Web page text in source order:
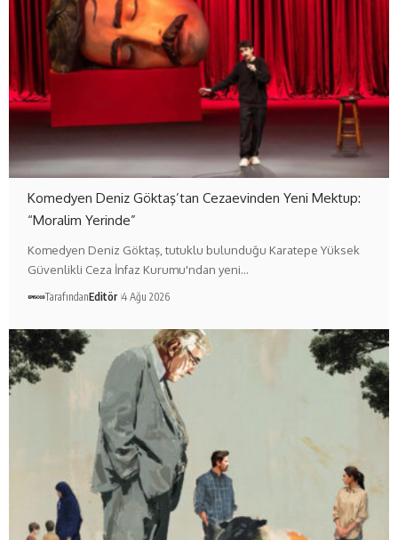
Komedyen Deniz Göktaş’tan Cezaevinden Yeni Mektup:
“Moralim Yerinde”
Komedyen Deniz Göktaş, tutuklu bulunduğu Karatepe Yüksek
Güvenlikli Ceza İnfaz Kurumu'ndan yeni…
TarafındanEditör 4 Ağu 2026